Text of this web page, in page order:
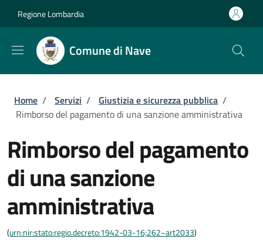
Regione Lombardia
Comune di Nave
Briciole di pane
Home / Servizi / Giustizia e sicurezza pubblica /
Rimborso del pagamento di una sanzione amministrativa
Rimborso del pagamento
di una sanzione
amministrativa
(urn:nir:stato:regio.decreto:1942-03-16;262~art2033)